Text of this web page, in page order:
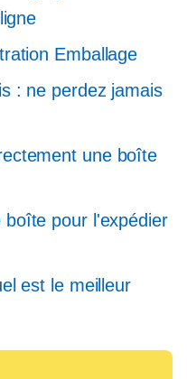
Emballage
: ne perdez jamais
une boîte
pour l'expédier
est le meilleur